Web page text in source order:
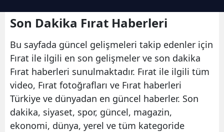
Son Dakika Fırat Haberleri
Bu sayfada güncel gelişmeleri takip edenler için
Fırat ile ilgili en son gelişmeler ve son dakika
Fırat haberleri sunulmaktadır. Fırat ile ilgili tüm
video, Fırat fotoğrafları ve Fırat haberleri
Türkiye ve dünyadan en güncel haberler. Son
dakika, siyaset, spor, güncel, magazin,
ekonomi, dünya, yerel ve tüm kategoride